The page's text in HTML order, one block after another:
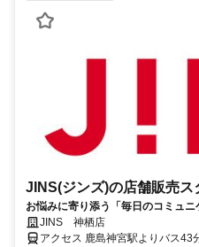
JINS(ジンズ)の店舗販売ス
お悩みに寄り添う「毎日のコミュ
経験から、JINSの頼れるプロへ！
JINS 神栖店
アクセス 鹿島神宮駅よりバス43